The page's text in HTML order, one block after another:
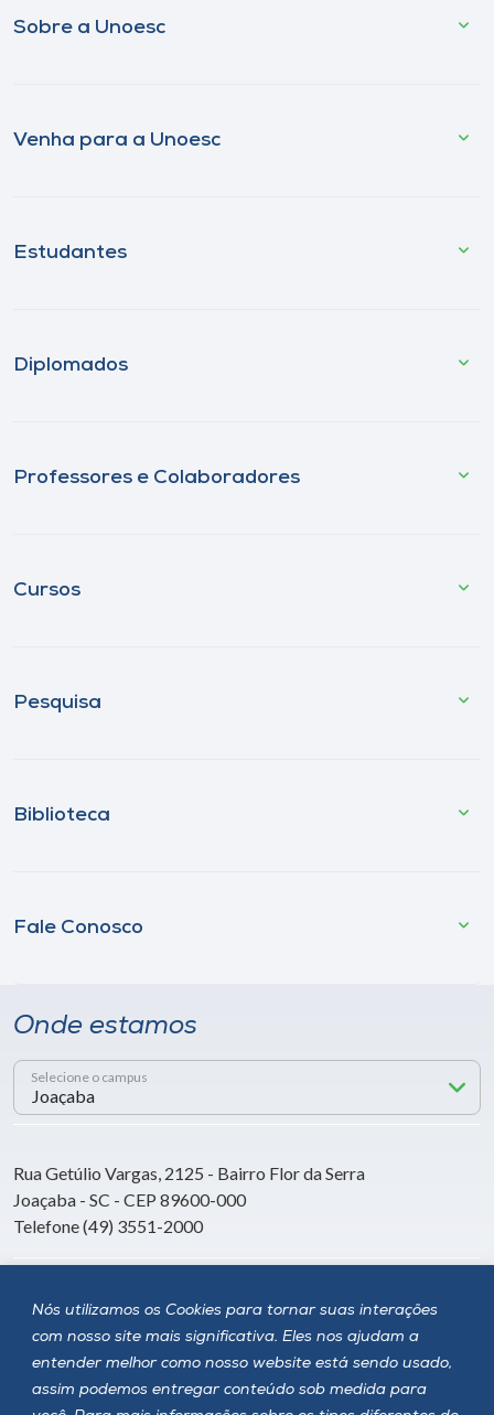
Nós utilizamos os Cookies para tornar suas interações
com nosso site mais significativa. Eles nos ajudam a
entender melhor como nosso website está sendo usado,
assim podemos entregar conteúdo sob medida para
Sobre a Unoesc
Venha para a Unoesc
Estudantes
Diplomados
Professores e Colaboradores
Cursos
Pesquisa
Biblioteca
Fale Conosco
Onde estamos
Selecione o campus
Rua Getúlio Vargas, 2125 - Bairro Flor da Serra
Joaçaba - SC - CEP 89600-000
Telefone (49) 3551-2000
Siga a Unoesc